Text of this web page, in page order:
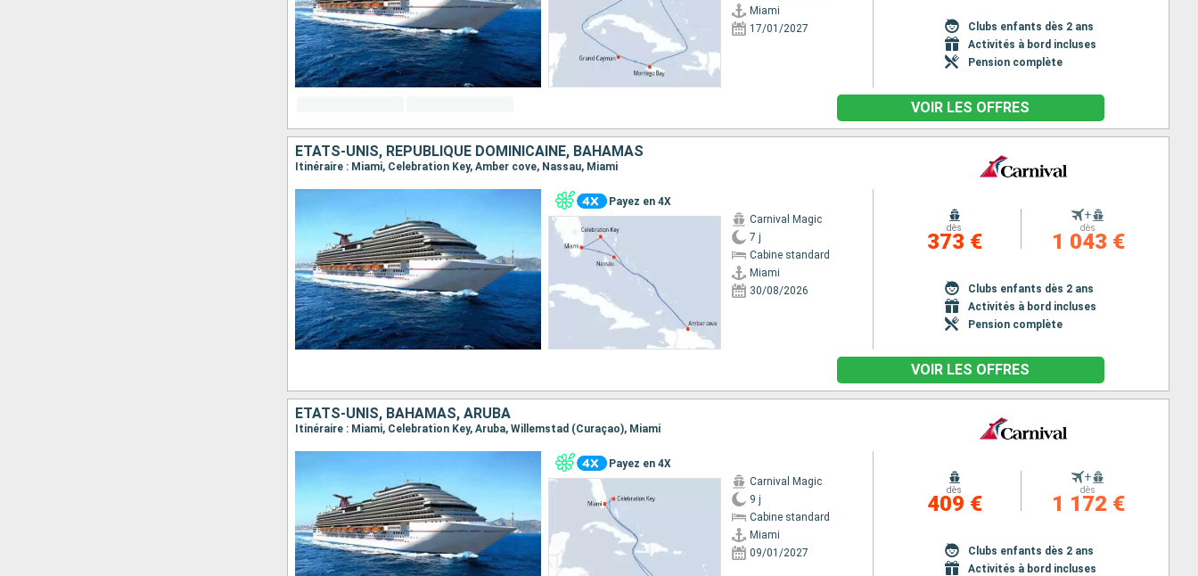
Miami
17/01/2027
Clubs enfants dès 2 ans
Activités à bord incluses
Pension complète
VOIR LES OFFRES
ÉTATS-UNIS, RÉPUBLIQUE DOMINICAINE, BAHAMAS
Itinéraire : Miami, Celebration Key, Amber cove, Nassau, Miami
Payez en 4X
Carnival Magic
7 j
Cabine standard
Miami
30/08/2026
dès
373 €
+
dès
1 043 €
Clubs enfants dès 2 ans
Activités à bord incluses
Pension complète
VOIR LES OFFRES
ÉTATS-UNIS, BAHAMAS, ARUBA
Itinéraire : Miami, Celebration Key, Aruba, Willemstad (Curaçao), Miami
Payez en 4X
Carnival Magic
9 j
Cabine standard
Miami
09/01/2027
dès
409 €
+
dès
1 172 €
Clubs enfants dès 2 ans
Activités à bord incluses